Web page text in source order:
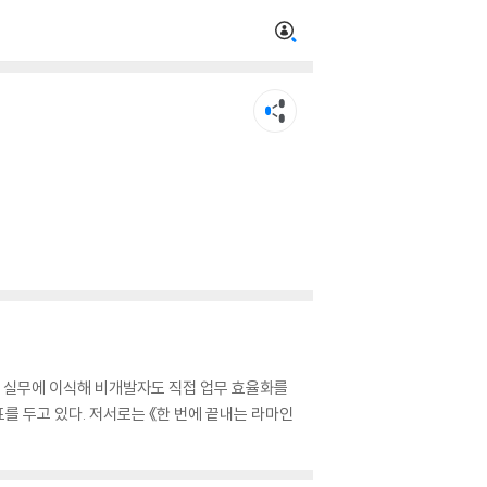
무에 이식해 비개발자도 직접 업무 효율화를
두고 있다. 저서로는 《한 번에 끝내는 라마인